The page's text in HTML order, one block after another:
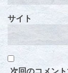
サイト
次回のコメン